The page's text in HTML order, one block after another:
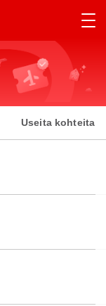
Useita kohteita